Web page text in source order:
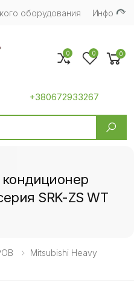
оборудования Инфо
+380672933267
0 0 0
SRK-ZS WT
Mitsubishi Heavy